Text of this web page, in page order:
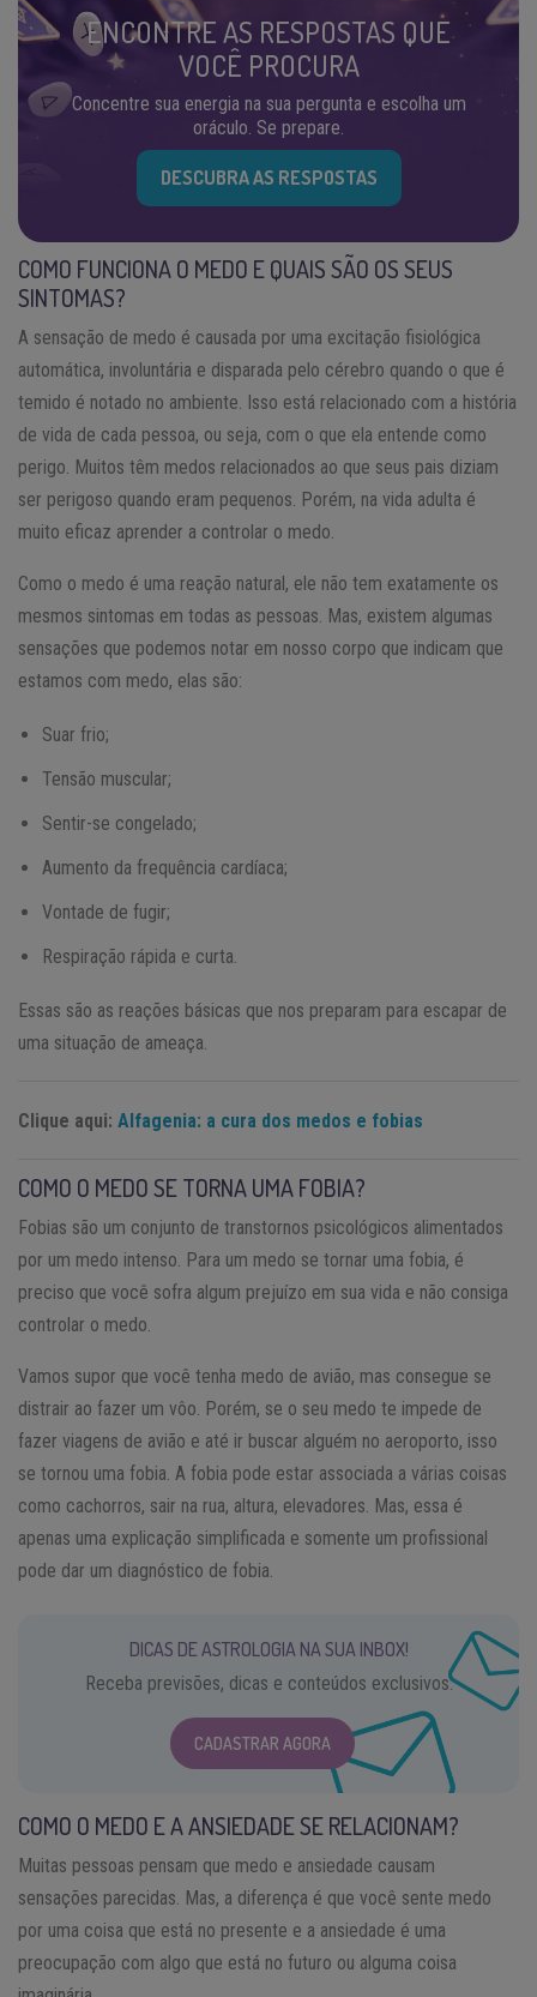
ENCONTRE AS RESPOSTAS QUE
VOCÊ PROCURA
Concentre sua energia na sua pergunta e escolha um
oráculo. Se prepare.
DESCUBRA AS RESPOSTAS
COMO FUNCIONA O MEDO E QUAIS SÃO OS SEUS
SINTOMAS?
A sensação de medo é causada por uma excitação fisiológica
automática, involuntária e disparada pelo cérebro quando o que é
temido é notado no ambiente. Isso está relacionado com a história
de vida de cada pessoa, ou seja, com o que ela entende como
perigo. Muitos têm medos relacionados ao que seus pais diziam
ser perigoso quando eram pequenos. Porém, na vida adulta é
muito eficaz aprender a controlar o medo.
Como o medo é uma reação natural, ele não tem exatamente os
mesmos sintomas em todas as pessoas. Mas, existem algumas
sensações que podemos notar em nosso corpo que indicam que
estamos com medo, elas são:
Suar frio;
Tensão muscular;
Sentir-se congelado;
Aumento da frequência cardíaca;
Vontade de fugir;
Respiração rápida e curta.
Essas são as reações básicas que nos preparam para escapar de
uma situação de ameaça.
Clique aqui: Alfagenia: a cura dos medos e fobias
COMO O MEDO SE TORNA UMA FOBIA?
Fobias são um conjunto de transtornos psicológicos alimentados
por um medo intenso. Para um medo se tornar uma fobia, é
preciso que você sofra algum prejuízo em sua vida e não consiga
controlar o medo.
Vamos supor que você tenha medo de avião, mas consegue se
distrair ao fazer um vôo. Porém, se o seu medo te impede de
fazer viagens de avião e até ir buscar alguém no aeroporto, isso
se tornou uma fobia. A fobia pode estar associada a várias coisas
como cachorros, sair na rua, altura, elevadores. Mas, essa é
apenas uma explicação simplificada e somente um profissional
pode dar um diagnóstico de fobia.
DICAS DE ASTROLOGIA NA SUA INBOX!
Receba previsões, dicas e conteúdos exclusivos.
CADASTRAR AGORA
COMO O MEDO E A ANSIEDADE SE RELACIONAM?
Muitas pessoas pensam que medo e ansiedade causam
sensações parecidas. Mas, a diferença é que você sente medo
por uma coisa que está no presente e a ansiedade é uma
preocupação com algo que está no futuro ou alguma coisa